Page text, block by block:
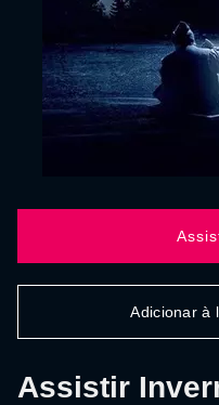
Assistir
Adicionar à